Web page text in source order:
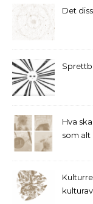
Det
Hva
som alt